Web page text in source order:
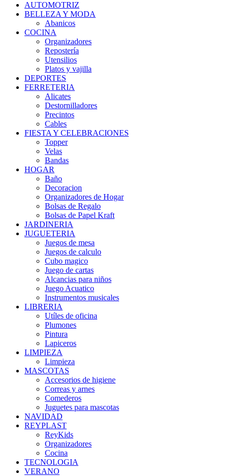
AUTOMOTRIZ
BELLEZA Y MODA
Abanicos
COCINA
Organizadores
Repostería
Utensilios
Platos y vajilla
DEPORTES
FERRETERIA
Alicates
Destornilladores
Precintos
Cables
FIESTA Y CELEBRACIONES
Topper
Velas
Bandas
HOGAR
Baño
Decoracion
Organizadores de Hogar
Bolsas de Regalo
Bolsas de Papel Kraft
JARDINERIA
JUGUETERIA
Juegos de mesa
Juegos de calculo
Cubo magico
Juego de cartas
Alcancias para niños
Juego Acuatico
Instrumentos musicales
LIBRERIA
Utíles de oficina
Plumones
Pintura
Lapiceros
LIMPIEZA
Limpieza
MASCOTAS
Accesorios de higiene
Correas y arnes
Comederos
Juguetes para mascotas
NAVIDAD
REYPLAST
ReyKids
Organizadores
Cocina
TECNOLOGIA
VERANO